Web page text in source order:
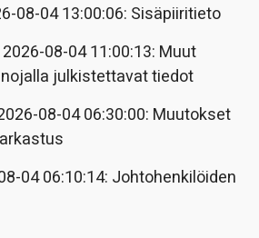
08-04 13:00:06: Sisäpiiritieto
2026-08-04 11:00:13: Muut
julkistettavat tiedot
08-04 06:30:00: Muutokset
04 06:10:14: Johtohenkilöiden